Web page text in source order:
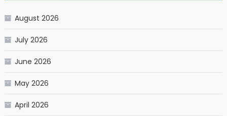
August 2026
July 2026
June 2026
May 2026
April 2026